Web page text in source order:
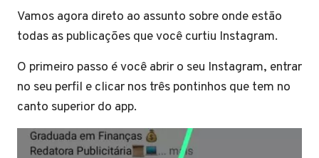
Vamos agora direto ao assunto sobre onde estão
todas as publicações que você curtiu Instagram.
O primeiro passo é você abrir o seu Instagram, entrar
no seu perfil e clicar nos três pontinhos que tem no
canto superior do app.